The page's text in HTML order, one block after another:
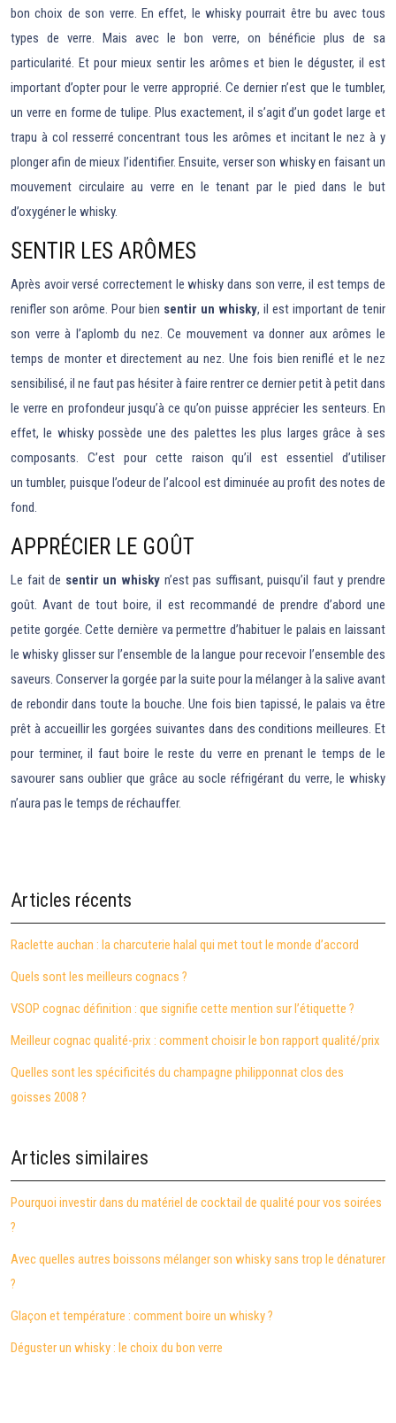
bon choix de son verre. En effet, le whisky pourrait être bu avec tous
types de verre. Mais avec le bon verre, on bénéficie plus de sa
particularité. Et pour mieux sentir les arômes et bien le déguster, il est
important d’opter pour le verre approprié. Ce dernier n’est que le tumbler,
un verre en forme de tulipe. Plus exactement, il s’agit d’un godet large et
trapu à col resserré concentrant tous les arômes et incitant le nez à y
plonger afin de mieux l’identifier. Ensuite, verser son whisky en faisant un
mouvement circulaire au verre en le tenant par le pied dans le but
d’oxygéner le whisky.
SENTIR LES ARÔMES
Après avoir versé correctement le whisky dans son verre, il est temps de
renifler son arôme. Pour bien sentir un whisky, il est important de tenir
son verre à l’aplomb du nez. Ce mouvement va donner aux arômes le
temps de monter et directement au nez. Une fois bien reniflé et le nez
sensibilisé, il ne faut pas hésiter à faire rentrer ce dernier petit à petit dans
le verre en profondeur jusqu’à ce qu’on puisse apprécier les senteurs. En
effet, le whisky possède une des palettes les plus larges grâce à ses
composants. C’est pour cette raison qu’il est essentiel d’utiliser
un tumbler, puisque l’odeur de l’alcool est diminuée au profit des notes de
fond.
APPRÉCIER LE GOÛT
Le fait de sentir un whiskyn’est pas suffisant, puisqu’il faut y prendre
goût. Avant de tout boire, il est recommandé de prendre d’abord une
petite gorgée. Cette dernière va permettre d’habituer le palais en laissant
le whisky glisser sur l’ensemble de la langue pour recevoir l’ensemble des
saveurs. Conserver la gorgée par la suite pour la mélanger à la salive avant
de rebondir dans toute la bouche. Une fois bien tapissé, le palais va être
prêt à accueillir les gorgées suivantes dans des conditions meilleures. Et
pour terminer, il faut boire le reste du verre en prenant le temps de le
savourer sans oublier que grâce au socle réfrigérant du verre, le whisky
n’aura pas le temps de réchauffer.
Articles récents
Raclette auchan : la charcuterie halal qui met tout le monde d’accord
Quels sont les meilleurs cognacs ?
VSOP cognac définition : que signifie cette mention sur l’étiquette ?
Meilleur cognac qualité-prix : comment choisir le bon rapport qualité/prix
Quelles sont les spécificités du champagne philipponnat clos des
goisses 2008 ?
Articles similaires
Pourquoi investir dans du matériel de cocktail de qualité pour vos soirées
?
Avec quelles autres boissons mélanger son whisky sans trop le dénaturer
?
Glaçon et température : comment boire un whisky ?
Déguster un whisky : le choix du bon verre